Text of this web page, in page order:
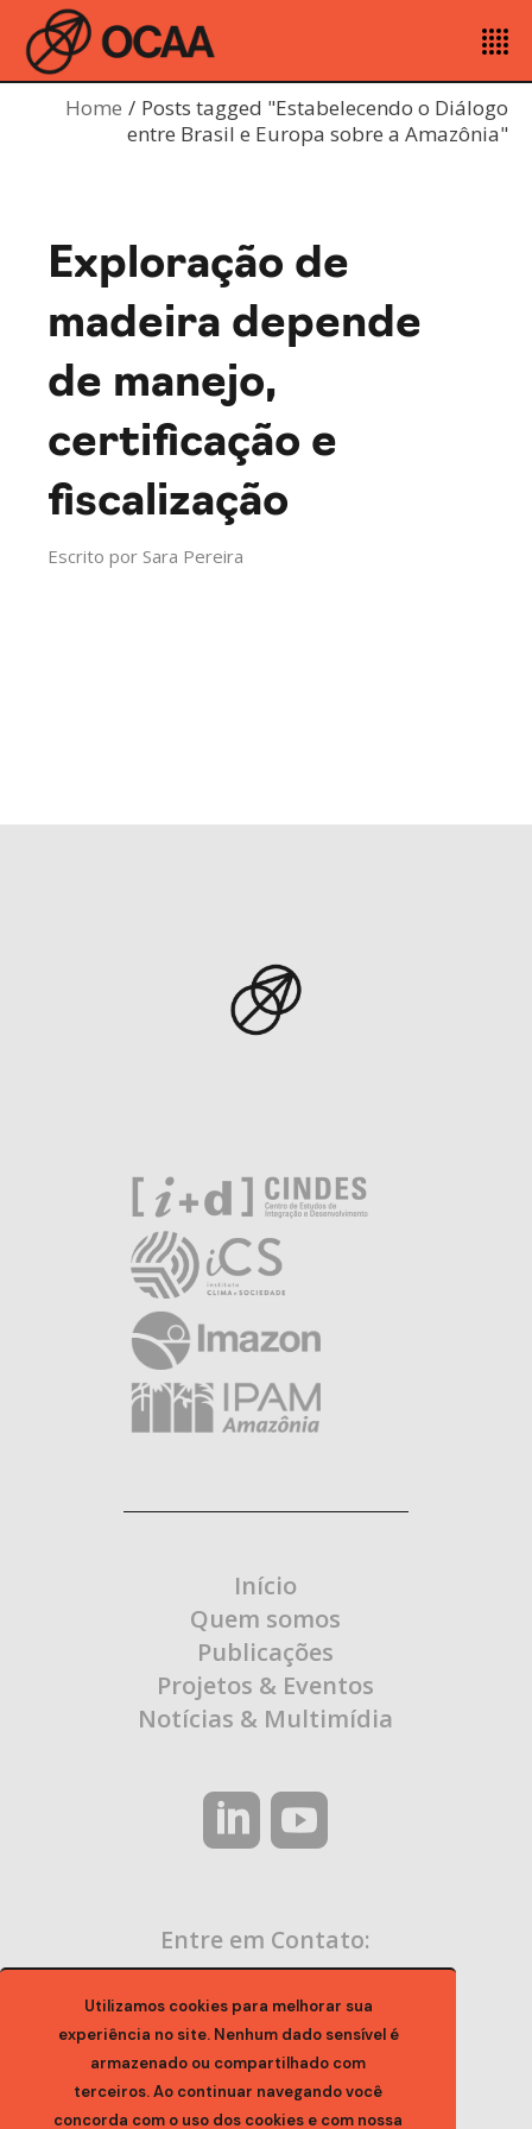
Utilizamos cookies para melhorar sua
experiência no site. Nenhum dado sensível é
armazenado ou compartilhado com
terceiros. Ao continuar navegando você
concorda com o uso dos cookies e com nossa
Home
Posts tagged "Estabelecendo o Diálogo
entre Brasil e Europa sobre a Amazônia"
Exploração de
madeira depende
de manejo,
certificação e
fiscalização
Escrito por Sara Pereira
Início
Quem somos
Publicações
Projetos & Eventos
Notícias & Multimídia
Entre em Contato:
contato@ocaa.org.br